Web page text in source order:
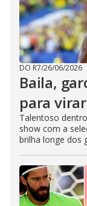
DO R7/26/06/2026
Baila,
para
Talentoso
show com a
brilha longe dos